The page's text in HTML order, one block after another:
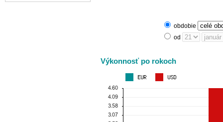
obdobie
od
Výkonnosť po rokoch